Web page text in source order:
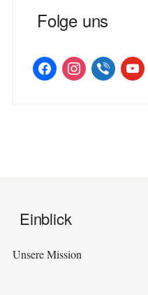
Folge uns
facebookinstagramviber youtube
Einblick
Unsere Mission